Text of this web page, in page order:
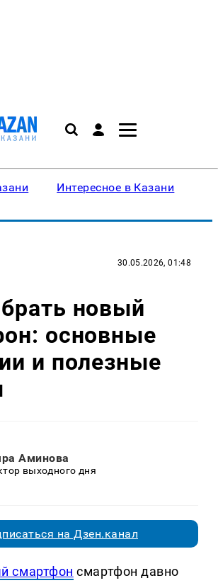
Интересное в Казани
30.05.2026, 01:48
новый
основные
и полезные
Аминова
выходного дня
на Дзен.канал
смартфон смартфон давно